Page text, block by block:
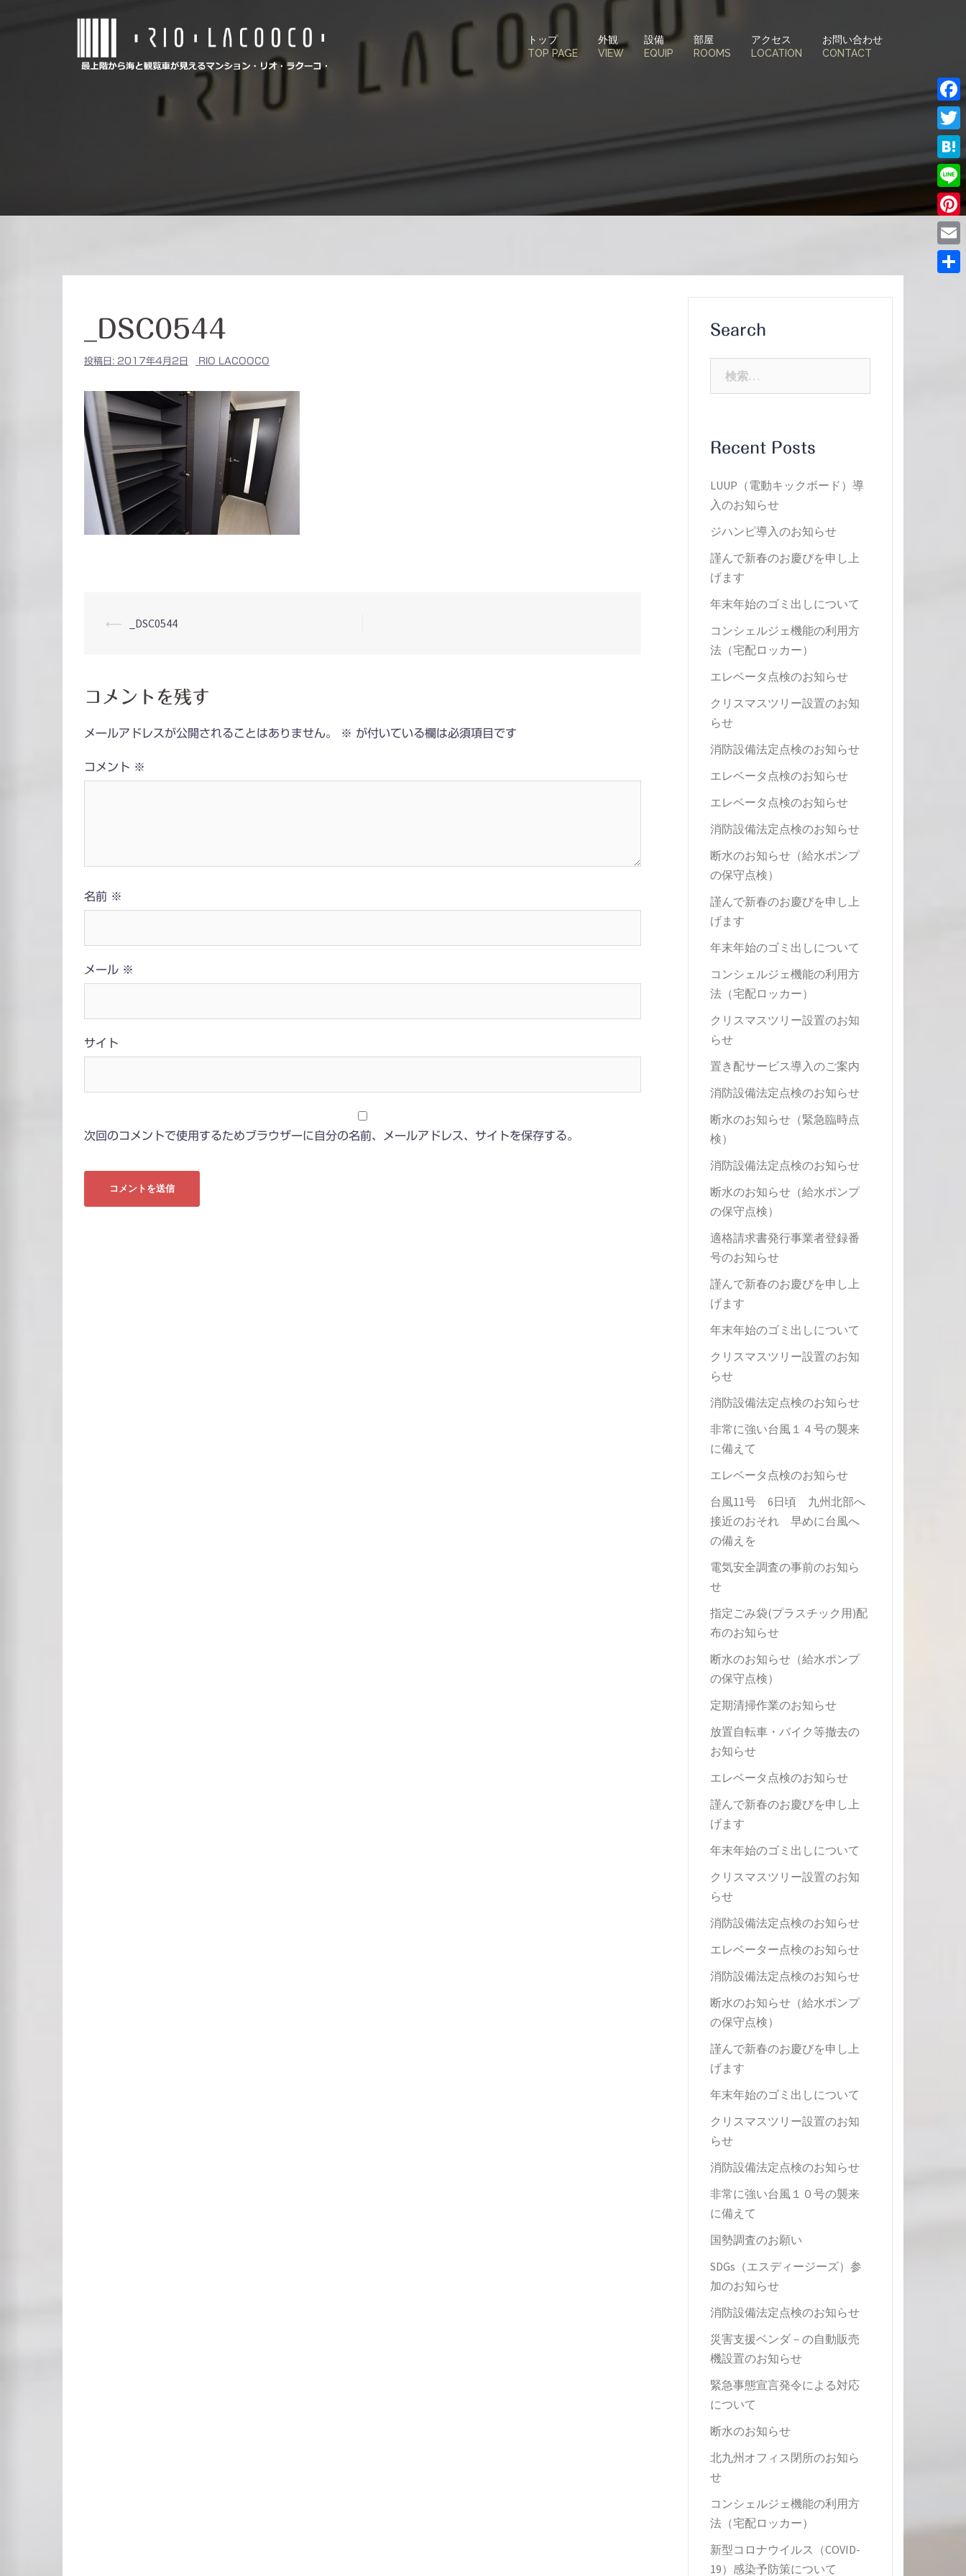
トップ
TOP PAGE
外観
VIEW
設備
EQUIP
部屋
ROOMS
アクセス
LOCATION
お問い合わせ
CONTACT
_DSC0544
投稿日: 2017年4月2日 RIO LACOOCO
投
ナ
ビ
ゲ
ョ
ン
⟵ _DSC0544
コメントを残す
メールアドレスが公開されることはありません。 ※ が付いている欄は必須項目です
コメント ※
名前 ※
メール ※
サイト
次回のコメントで使用するためブラウザーに自分の名前、メールアドレス、サイトを保存する。
Search
Recent Posts
LUUP（電動キックボード）導
入のお知らせ
ジハンピ導入のお知らせ
謹んで新春のお慶びを申し上
げます
年末年始のゴミ出しについて
コンシェルジェ機能の利用方
法（宅配ロッカー）
エレベータ点検のお知らせ
クリスマスツリー設置のお知
らせ
消防設備法定点検のお知らせ
エレベータ点検のお知らせ
エレベータ点検のお知らせ
消防設備法定点検のお知らせ
断水のお知らせ（給水ポンプ
の保守点検）
謹んで新春のお慶びを申し上
げます
年末年始のゴミ出しについて
コンシェルジェ機能の利用方
法（宅配ロッカー）
クリスマスツリー設置のお知
らせ
置き配サービス導入のご案内
消防設備法定点検のお知らせ
断水のお知らせ（緊急臨時点
検）
消防設備法定点検のお知らせ
断水のお知らせ（給水ポンプ
の保守点検）
適格請求書発行事業者登録番
号のお知らせ
謹んで新春のお慶びを申し上
げます
年末年始のゴミ出しについて
クリスマスツリー設置のお知
らせ
消防設備法定点検のお知らせ
非常に強い台風１４号の襲来
に備えて
エレベータ点検のお知らせ
台風11号 6日頃 九州北部へ
接近のおそれ 早めに台風へ
の備えを
電気安全調査の事前のお知ら
せ
指定ごみ袋(プラスチック用)配
布のお知らせ
断水のお知らせ（給水ポンプ
の保守点検）
定期清掃作業のお知らせ
放置自転車・バイク等撤去の
お知らせ
エレベータ点検のお知らせ
謹んで新春のお慶びを申し上
げます
年末年始のゴミ出しについて
クリスマスツリー設置のお知
らせ
消防設備法定点検のお知らせ
エレベーター点検のお知らせ
消防設備法定点検のお知らせ
断水のお知らせ（給水ポンプ
の保守点検）
謹んで新春のお慶びを申し上
げます
年末年始のゴミ出しについて
クリスマスツリー設置のお知
らせ
消防設備法定点検のお知らせ
非常に強い台風１０号の襲来
に備えて
国勢調査のお願い
SDGs（エスディージーズ）参
加のお知らせ
消防設備法定点検のお知らせ
災害支援ベンダ－の自動販売
機設置のお知らせ
緊急事態宣言発令による対応
について
断水のお知らせ
北九州オフィス閉所のお知ら
せ
コンシェルジェ機能の利用方
法（宅配ロッカー）
新型コロナウイルス（COVID-
19）感染予防策について
Line
Email